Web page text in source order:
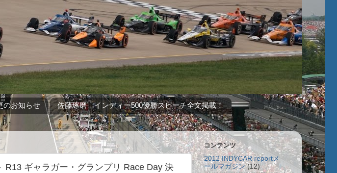
のお知らせ
佐藤琢磨 インディー500優勝スピーチ全文掲載！
R13 ギャラガー・グランプリ Race Day 決
コンテンツ
2012 INDYCAR reportメ
ールマガジン (12)